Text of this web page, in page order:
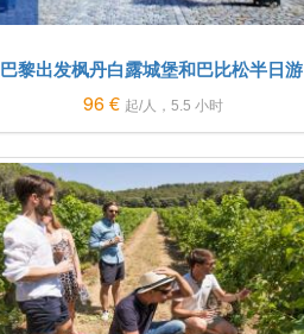
巴黎出发枫丹白露城堡和巴比松半日游
96 € 起/人，5.5 小时